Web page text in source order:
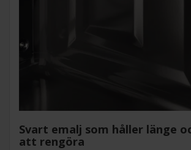
Svart emalj som håller länge
att rengöra